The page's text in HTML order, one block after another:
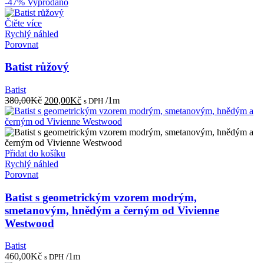
Čtěte více
Rychlý náhled
Porovnat
Batist růžový
Batist
380,00Kč Původní
cena
byla:
380,00Kč.
200,00KčAktuální
cena
je:
200,00Kč.
s DPH /1m
Přidat do košíku
Rychlý náhled
Porovnat
Batist s geometrickým vzorem modrým,
smetanovým, hnědým a černým od Vivienne
Westwood
Batist
460,00Kč s DPH /1m